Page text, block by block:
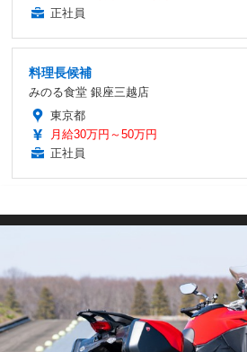
正社員
料理長候補
みのる食堂 銀座三越店
東京都
月給30万円～50万円
正社員